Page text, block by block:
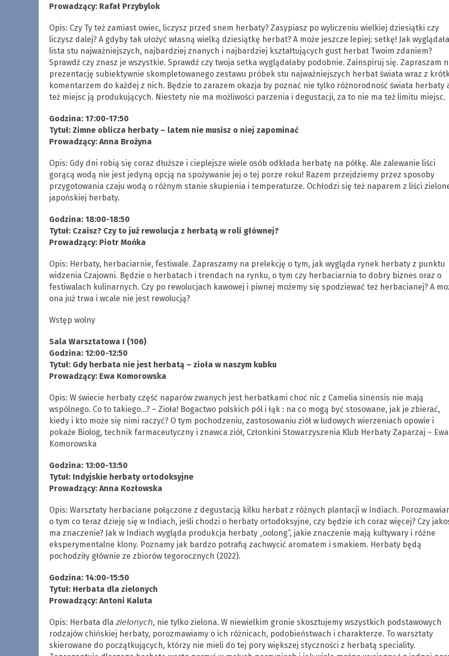
Prowadzący: Rafał Przybylok
Opis: Czy Ty też zamiast owiec, liczysz przed snem herbaty? Zasypiasz po wyliczeniu wielkiej dziesiątki czy
liczysz dalej? A gdyby tak ułożyć własną wielką dziesiątkę herbat? A może jeszcze lepiej: setkę! Jak
lista stu najważniejszych, najbardziej znanych i najbardziej kształtujących gust herbat Twoim zdaniem?
Sprawdź czy znasz je wszystkie. Sprawdź czy twoja setka wyglądałaby podobnie. Zainspiruj się. Zapraszam
prezentację subiektywnie skompletowanego zestawu próbek stu najważniejszych herbat świata wraz z
komentarzem do każdej z nich. Będzie to zarazem okazja by poznać nie tylko różnorodność świata herbaty
też miejsc ją produkujących. Niestety nie ma możliwości parzenia i degustacji, za to nie ma też limitu miejsc.
Godzina: 17:00-17:50
Tytuł: Zimne oblicza herbaty – latem nie musisz o niej zapominać
Prowadzący: Anna Brożyna
Opis: Gdy dni robią się coraz dłuższe i cieplejsze wiele osób odkłada herbatę na półkę. Ale zalewanie liści
gorącą wodą nie jest jedyną opcją na spożywanie jej o tej porze roku! Razem przejdziemy przez sposoby
przygotowania czaju wodą o różnym stanie skupienia i temperaturze. Ochłodzi się też naparem z liści
japońskiej herbaty.
Godzina: 18:00-18:50
Tytuł: Czaisz? Czy to już rewolucja z herbatą w roli głównej?
Prowadzący: Piotr Mońka
Opis: Herbaty, herbaciarnie, festiwale. Zapraszamy na prelekcję o tym, jak wygląda rynek herbaty z punktu
widzenia Czajowni. Będzie o herbatach i trendach na rynku, o tym czy herbaciarnia to dobry biznes oraz o
festiwalach kulinarnych. Czy po rewolucjach kawowej i piwnej możemy się spodziewać też herbacianej? A
ona już trwa i wcale nie jest rewolucją?
Wstęp wolny
Sala Warsztatowa I (106)
Godzina: 12:00-12:50
Tytuł: Gdy herbata nie jest herbatą – zioła w naszym kubku
Prowadzący: Ewa Komorowska
Opis: W świecie herbaty część naparów zwanych jest herbatkami choć nic z Camelia sinensis nie mają
wspólnego. Co to takiego…? – Zioła! Bogactwo polskich pól i łąk : na co mogą być stosowane, jak je zbierać,
kiedy i kto może się nimi raczyć? O tym pochodzeniu, zastosowaniu ziół w ludowych wierzeniach opowie i
pokaże Biolog, technik farmaceutyczny i znawca ziół, Członkini Stowarzyszenia Klub Herbaty Zaparzaj – Ewa
Komorowska
Godzina: 13:00-13:50
Tytuł: Indyjskie herbaty ortodoksyjne
Prowadzący: Anna Kozłowska
Opis: Warsztaty herbaciane połączone z degustacją kilku herbat z różnych plantacji w Indiach.
o tym co teraz dzieję się w Indiach, jeśli chodzi o herbaty ortodoksyjne, czy będzie ich coraz więcej? Czy
ma znaczenie? Jak w Indiach wygląda produkcja herbaty „oolong”, jakie znaczenie mają kultywary i różne
eksperymentalne klony. Poznamy jak bardzo potrafią zachwycić aromatem i smakiem. Herbaty będą
pochodziły głównie ze zbiorów tegorocznych (2022).
Godzina: 14:00-15:50
Tytuł: Herbata dla zielonych
Prowadzący: Antoni Kaluta
Opis: Herbata dla 𝘻𝘪𝘦𝘭𝘰𝘯𝘺𝘤𝘩, nie tylko zielona. W niewielkim gronie skosztujemy wszystkich podstawowych
rodzajów chińskiej herbaty, porozmawiamy o ich różnicach, podobieństwach i charakterze. To warsztaty
skierowane do początkujących, którzy nie mieli do tej pory większej styczności z herbatą speciality.